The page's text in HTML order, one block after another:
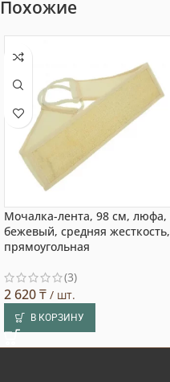
Похожие
Мочалка-лента, 98 см, люфа,
бежевый, средняя жесткость,
прямоугольная
(3)
2 620₸ / шт.
В КОРЗИНУ